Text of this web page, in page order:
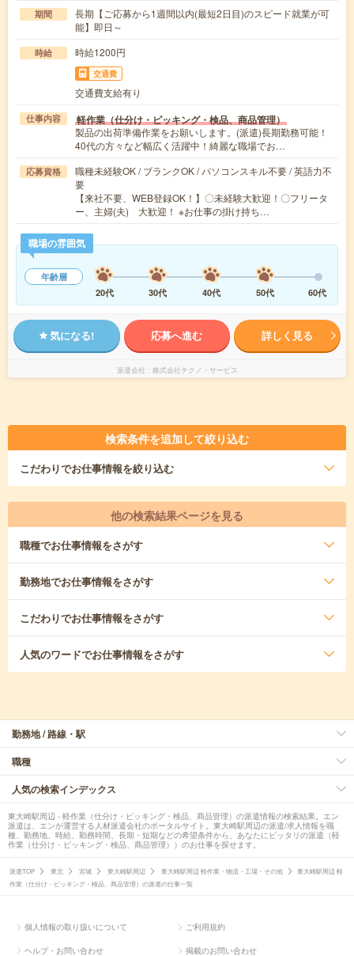
期間
長期【ご応募から1週間以内(最短2日目)のスピード就業が可
能】即日～
時給 時給1200円
交通費
交通費支給有り
仕事内容 軽作業（仕分け・ピッキング・検品、商品管理）
製品の出荷準備作業をお願いします。(派遣)長期勤務可能！
40代の方々など幅広く活躍中！綺麗な職場でお…
応募資格
職種未経験OK / ブランクOK / パソコンスキル不要 / 英語力不
要
【来社不要、WEB登録OK！】〇未経験大歓迎！〇フリータ
ー、主婦(夫) 大歓迎！ ※お仕事の掛け持ち…
職場の雰囲気
年齢層
20代
30代 40代 50代 60代
気になる! 応募へ進む 詳しく見る
派遣会社 株式会社テクノ・サービス
検索条件を追加して絞り込む
こだわりでお仕事情報を絞り込む
他の検索結果ページを見る
職種でお仕事情報をさがす
勤務地でお仕事情報をさがす
こだわりでお仕事情報をさがす
人気のワードでお仕事情報をさがす
勤務地 / 路線・駅
職種
人気の検索インデックス
東大崎駅周辺 - 軽作業（仕分け・ピッキング・検品、商品管理）の派遣情報の検索結果。エン
派遣は、エンが運営する人材派遣会社のポータルサイト。東大崎駅周辺の派遣/求人情報を職
種、勤務地、時給、勤務時間、長期・短期などの希望条件から、あなたにピッタリの派遣（軽
作業（仕分け・ピッキング・検品、商品管理））のお仕事を探せます。
派遣TOP 東北 宮城 東大崎駅周辺 東大崎駅周辺 軽作業・物流・工場・その他
東大崎駅周辺 軽
作業（仕分け・ピッキング・検品、商品管理）の派遣の仕事一覧
個人情報の取り扱いについて ご利用規約
ヘルプ・お問い合わせ 掲載のお問い合わせ